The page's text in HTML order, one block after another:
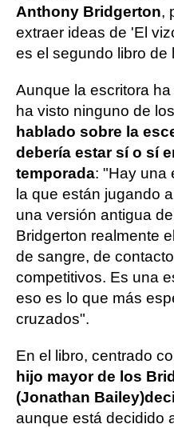
Anthony Bridgerton,
extraer ideas de 'El
es el segundo libro de
Aunque la escritora
ha visto ninguno de
hablado sobre la
debería estar sí o sí
temporada: "Hay una
la que están jugando
una versión antigua
Bridgerton realmente
de sangre, de
competitivos. Es una
eso es lo que más
cruzados".
En el libro, centrado
hijo mayor de los
(Jonathan Bailey)
aunque está decidido